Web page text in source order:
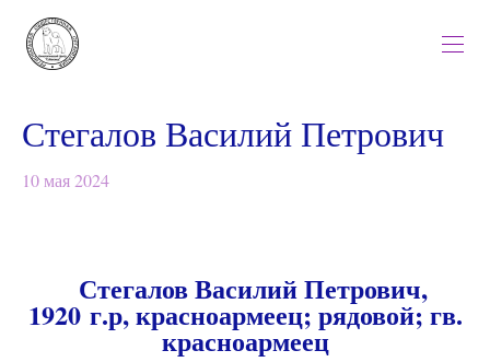
Стегалов Василий Петрович
10 мая 2024
Стегалов Василий Петрович,
1920 г.р, красноармеец; рядовой; гв.
красноармеец